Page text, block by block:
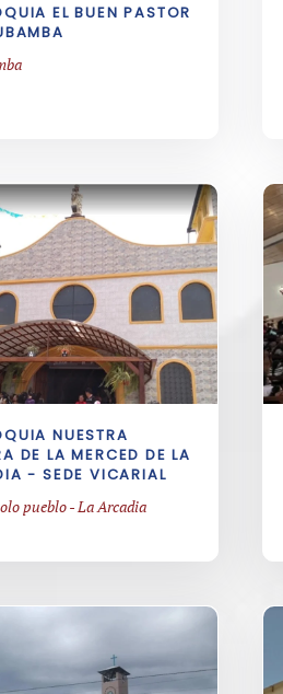
EL BUEN PASTOR
NUESTRA
DE LA MERCED DE LA
- SEDE VICARIAL
pueblo - La Arcadia